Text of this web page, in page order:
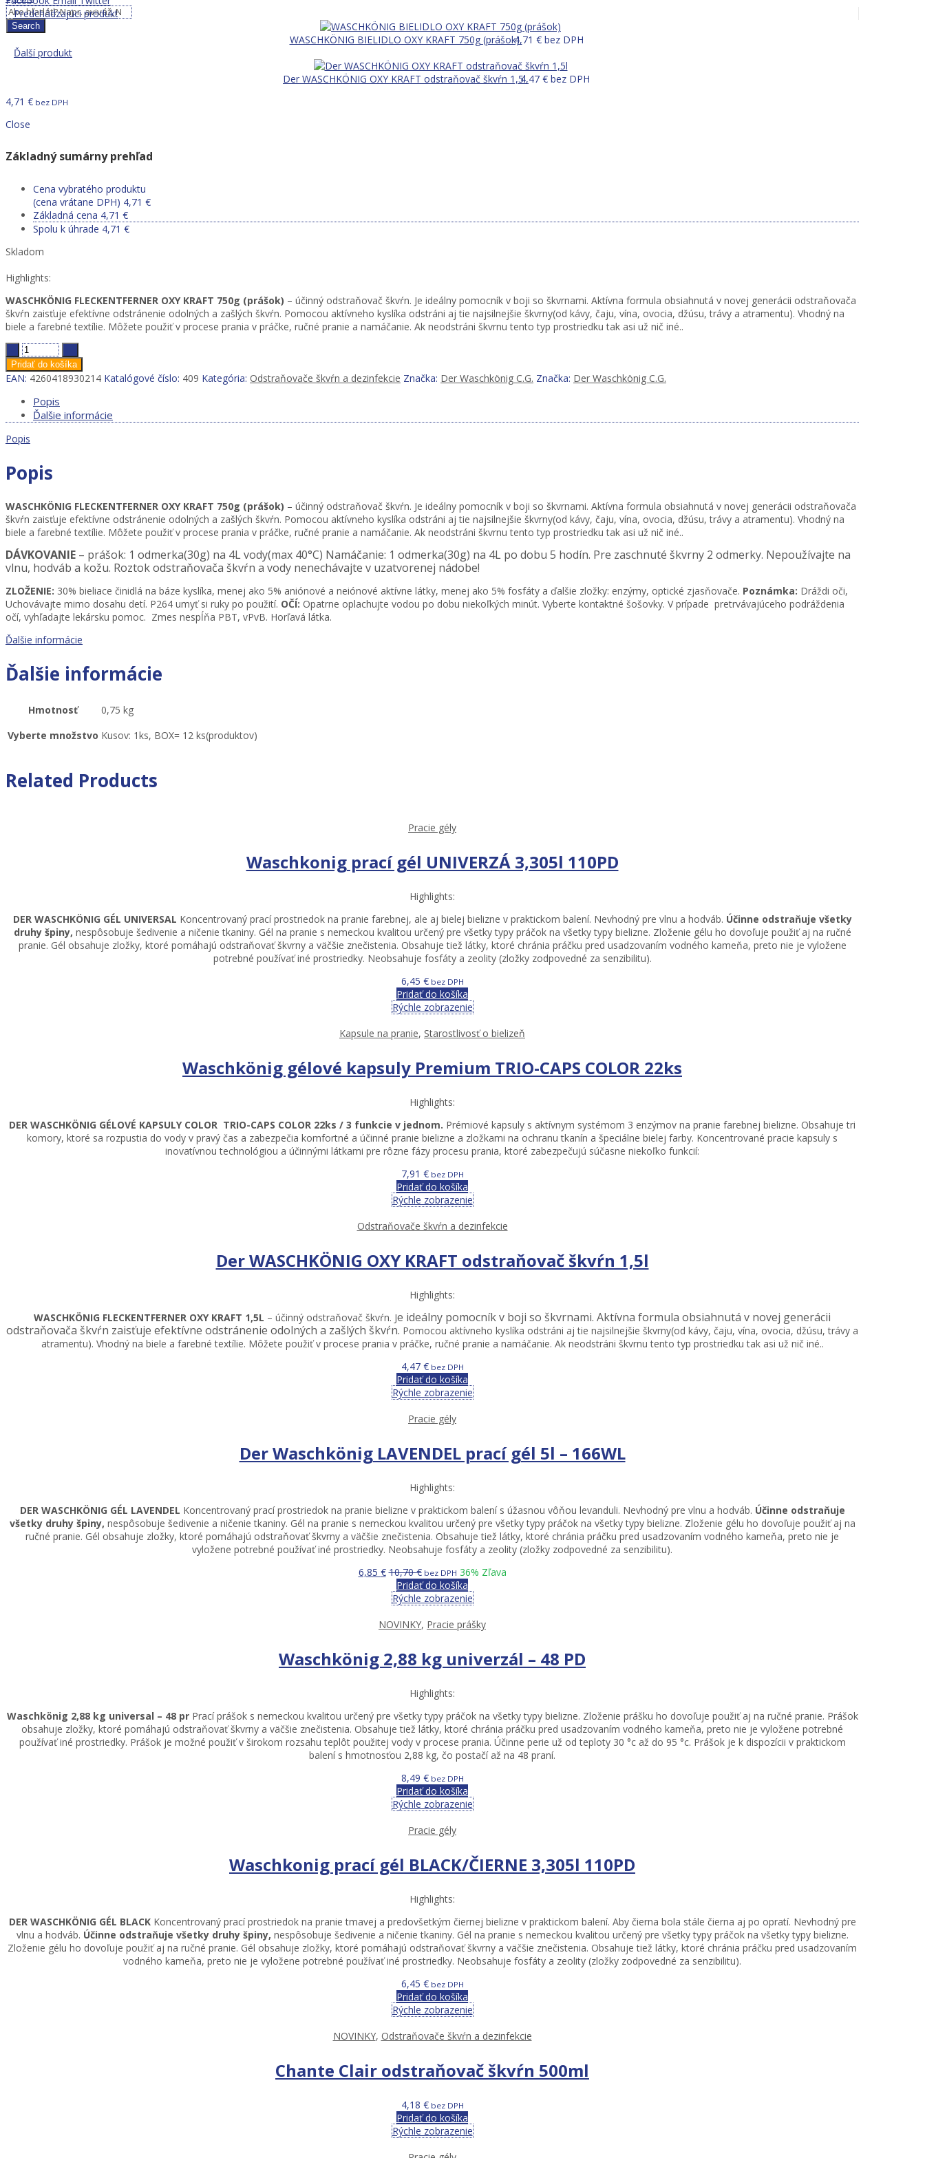
Search
Predchádzajúci produkt
WASCHKÖNIG BIELIDLO OXY KRAFT 750g (prášok)4,71 €bez DPH
Ďalší produkt
Der WASCHKÖNIG OXY KRAFT odstraňovač škvŕn 1,5l4,47 € bez DPH
4,71 € bez DPH
Close
Základný sumárny prehľad
Cena vybratého produktu
(cena vrátane DPH) 4,71 €
Základná cena 4,71 €
Spolu k úhrade 4,71 €
Skladom
Highlights:
WASCHKÖNIG FLECKENTFERNER OXY KRAFT 750g (prášok) – účinný odstraňovač škvŕn. Je ideálny pomocník v boji so škvrnami. Aktívna formula obsiahnutá v novej generácii odstraňovača
škvŕn zaisťuje efektívne odstránenie odolných a zašlých škvŕn. Pomocou aktívneho kyslíka odstráni aj tie najsilnejšie škvrny(od kávy, čaju, vína, ovocia, džúsu, trávy a atramentu). Vhodný na
biele a farebné textílie. Môžete použiť v procese prania v práčke, ručné pranie a namáčanie. Ak neodstráni škvrnu tento typ prostriedku tak asi už nič iné..
Der
WASCHKÖNIG
OXY
odstraňovač
škvŕn
quantity
Pridať do košíka
EAN: 4260418930214 Katalógové číslo: 409 Kategória: Odstraňovače škvŕn a dezinfekcie Značka: Der Waschkönig C.G. Značka: Der Waschkönig C.G.
Popis
Ďalšie informácie
Popis
Popis
WASCHKÖNIG FLECKENTFERNER OXY KRAFT 750g (prášok) – účinný odstraňovač škvŕn. Je ideálny pomocník v boji so škvrnami. Aktívna formula obsiahnutá v novej generácii odstraňovača
škvŕn zaisťuje efektívne odstránenie odolných a zašlých škvŕn. Pomocou aktívneho kyslíka odstráni aj tie najsilnejšie škvrny(od kávy, čaju, vína, ovocia, džúsu, trávy a atramentu). Vhodný na
biele a farebné textílie. Môžete použiť v procese prania v práčke, ručné pranie a namáčanie. Ak neodstráni škvrnu tento typ prostriedku tak asi už nič iné..
DÁVKOVANIE – prášok: 1 odmerka(30g) na 4L vody(max 40°C) Namáčanie: 1 odmerka(30g) na 4L po dobu 5 hodín. Pre zaschnuté škvrny 2 odmerky. Nepoužívajte na
vlnu, hodváb a kožu. Roztok odstraňovača škvŕn a vody nenechávajte v uzatvorenej nádobe!
ZLOŽENIE: 30% bieliace činidlá na báze kyslíka, menej ako 5% aniónové a neiónové aktívne látky, menej ako 5% fosfáty a ďalšie zložky: enzýmy, optické zjasňovače. Poznámka: Dráždi oči,
Uchovávajte mimo dosahu detí. P264 umyť si ruky po použití. OČÍ: Opatrne oplachujte vodou po dobu niekoľkých minút. Vyberte kontaktné šošovky. V prípade pretrvávajúceho podráždenia
očí, vyhľadajte lekársku pomoc. Zmes nespĺňa PBT, vPvB. Horľavá látka.
Ďalšie informácie
Ďalšie informácie
Hmotnosť
0,75 kg
Vyberte množstvo Kusov: 1ks, BOX= 12 ks(produktov)
Related Products
Pracie gély
Waschkonig prací gél UNIVERZÁ 3,305l 110PD
Highlights:
DER WASCHKÖNIG GÉL UNIVERSAL Koncentrovaný prací prostriedok na pranie farebnej, ale aj bielej bielizne v praktickom balení. Nevhodný pre vlnu a hodváb. Účinne odstraňuje všetky
druhy špiny, nespôsobuje šedivenie a ničenie tkaniny. Gél na pranie s nemeckou kvalitou určený pre všetky typy práčok na všetky typy bielizne. Zloženie gélu ho dovoľuje použiť aj na ručné
pranie. Gél obsahuje zložky, ktoré pomáhajú odstraňovať škvrny a väčšie znečistenia. Obsahuje tiež látky, ktoré chránia práčku pred usadzovaním vodného kameňa, preto nie je vyložene
potrebné používať iné prostriedky. Neobsahuje fosfáty a zeolity (zložky zodpovedné za senzibilitu).
6,45 €bez DPH
Pridať do košíka
Rýchle zobrazenie
Kapsule na pranie, Starostlivosť o bielizeň
Waschkönig gélové kapsuly Premium TRIO-CAPS COLOR 22ks
Highlights:
DER WASCHKÖNIG GÉLOVÉ KAPSULY COLOR TRIO-CAPS COLOR 22ks / 3 funkcie v jednom. Prémiové kapsuly s aktívnym systémom 3 enzýmov na pranie farebnej bielizne. Obsahuje tri
komory, ktoré sa rozpustia do vody v pravý čas a zabezpečia komfortné a účinné pranie bielizne a zložkami na ochranu tkanín a špeciálne bielej farby. Koncentrované pracie kapsuly s
inovatívnou technológiou a účinnými látkami pre rôzne fázy procesu prania, ktoré zabezpečujú súčasne niekoľko funkcií:
7,91 €bez DPH
Pridať do košíka
Rýchle zobrazenie
Odstraňovače škvŕn a dezinfekcie
Der WASCHKÖNIG OXY KRAFT odstraňovač škvŕn 1,5l
Highlights:
WASCHKÖNIG FLECKENTFERNER OXY KRAFT 1,5L – účinný odstraňovač škvŕn. Je ideálny pomocník v boji so škvrnami. Aktívna formula obsiahnutá v novej generácii
odstraňovača škvŕn zaisťuje efektívne odstránenie odolných a zašlých škvŕn. Pomocou aktívneho kyslíka odstráni aj tie najsilnejšie škvrny(od kávy, čaju, vína, ovocia, džúsu, trávy a
atramentu). Vhodný na biele a farebné textílie. Môžete použiť v procese prania v práčke, ručné pranie a namáčanie. Ak neodstráni škvrnu tento typ prostriedku tak asi už nič iné..
4,47 €bez DPH
Pridať do košíka
Rýchle zobrazenie
Pracie gély
Der Waschkönig LAVENDEL prací gél 5l – 166WL
Highlights:
DER WASCHKÖNIG GÉL LAVENDEL Koncentrovaný prací prostriedok na pranie bielizne v praktickom balení s úžasnou vôňou levanduli. Nevhodný pre vlnu a hodváb. Účinne odstraňuje
všetky druhy špiny, nespôsobuje šedivenie a ničenie tkaniny. Gél na pranie s nemeckou kvalitou určený pre všetky typy práčok na všetky typy bielizne. Zloženie gélu ho dovoľuje použiť aj na
ručné pranie. Gél obsahuje zložky, ktoré pomáhajú odstraňovať škvrny a väčšie znečistenia. Obsahuje tiež látky, ktoré chránia práčku pred usadzovaním vodného kameňa, preto nie je
vyložene potrebné používať iné prostriedky. Neobsahuje fosfáty a zeolity (zložky zodpovedné za senzibilitu).
6,85 € 10,70€bez DPH 36% Zľava
Pridať do košíka
Rýchle zobrazenie
NOVINKY, Pracie prášky
Waschkönig 2,88 kg univerzál – 48 PD
Highlights:
Waschkönig 2,88 kg universal – 48 prPrací prášok s nemeckou kvalitou určený pre všetky typy práčok na všetky typy bielizne. Zloženie prášku ho dovoľuje použiť aj na ručné pranie. Prášok
obsahuje zložky, ktoré pomáhajú odstraňovať škvrny a väčšie znečistenia. Obsahuje tiež látky, ktoré chránia práčku pred usadzovaním vodného kameňa, preto nie je vyložene potrebné
používať iné prostriedky. Prášok je možné použiť v širokom rozsahu teplôt použitej vody v procese prania. Účinne perie už od teploty 30 °c až do 95 °c. Prášok je k dispozícii v praktickom
balení s hmotnosťou 2,88 kg, čo postačí až na 48 praní.
8,49 €bez DPH
Pridať do košíka
Rýchle zobrazenie
Pracie gély
Waschkonig prací gél BLACK/ČIERNE 3,305l 110PD
Highlights:
DER WASCHKÖNIG GÉL BLACK Koncentrovaný prací prostriedok na pranie tmavej a predovšetkým čiernej bielizne v praktickom balení. Aby čierna bola stále čierna aj po opratí. Nevhodný pre
vlnu a hodváb. Účinne odstraňuje všetky druhy špiny, nespôsobuje šedivenie a ničenie tkaniny. Gél na pranie s nemeckou kvalitou určený pre všetky typy práčok na všetky typy bielizne.
Zloženie gélu ho dovoľuje použiť aj na ručné pranie. Gél obsahuje zložky, ktoré pomáhajú odstraňovať škvrny a väčšie znečistenia. Obsahuje tiež látky, ktoré chránia práčku pred usadzovaním
vodného kameňa, preto nie je vyložene potrebné používať iné prostriedky. Neobsahuje fosfáty a zeolity (zložky zodpovedné za senzibilitu).
6,45 €bez DPH
Pridať do košíka
Rýchle zobrazenie
NOVINKY, Odstraňovače škvŕn a dezinfekcie
Chante Clair odstraňovač škvŕn 500ml
4,18 €bez DPH
Pridať do košíka
Rýchle zobrazenie